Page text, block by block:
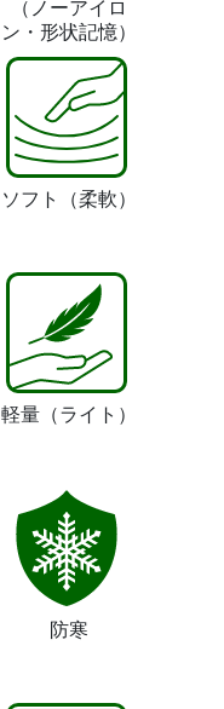
（ノーアイロ
ン・形状記憶）
ソフト （柔軟）
軽量 （ライト）
防寒